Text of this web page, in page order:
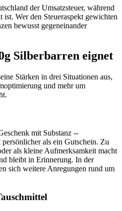
der Umsatzsteuer, während
ist. Wer den Steueraspekt gewichten
bewusst gegeneinander
Silberbarren eignet
Stärken in drei Situationen aus,
und mehr um
mit Substanz --
als ein Gutschein. Zu
als kleine Aufmerksamkeit macht
bleibt in Erinnerung. In der
sich weitere Anregungen rund um